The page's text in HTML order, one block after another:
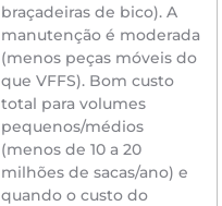
braçadeiras de bico). A
manutenção é moderada
(menos peças móveis do
que VFFS). Bom custo
total para volumes
pequenos/médios
(menos de 10 a 20
milhões de sacas/ano) e
quando o custo do